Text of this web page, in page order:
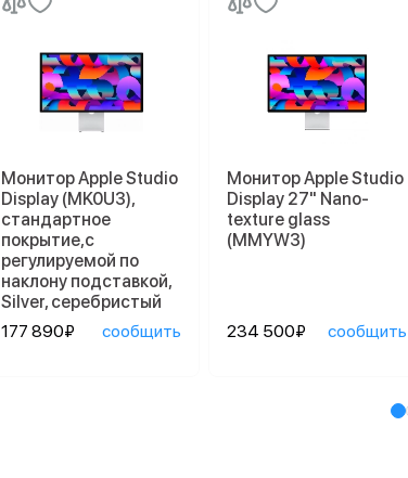
Монитор Apple Studio
Display (MK0U3),
стандартное
покрытие,с
регулируемой по
наклону подставкой,
Silver, серебристый
177 890₽
сообщить
Монитор Apple Studio
Display 27" Nano-
texture glass
(MMYW3)
234 500₽ сообщить